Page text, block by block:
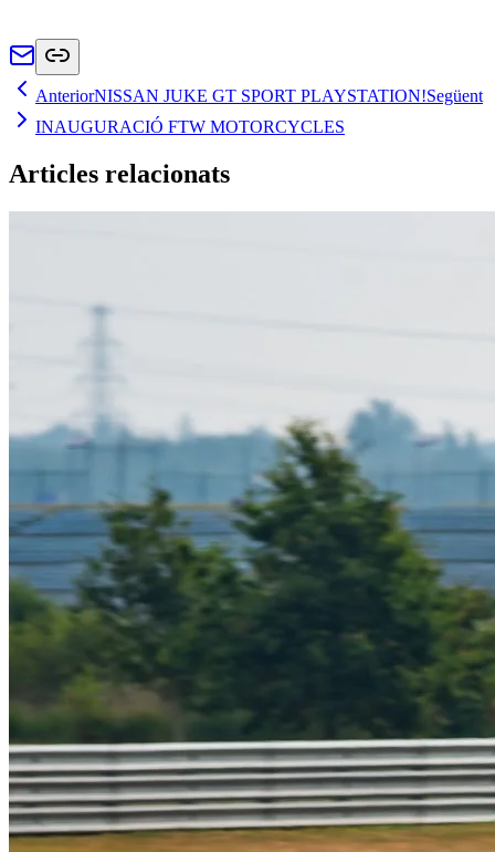
AnteriorNISSAN JUKE GT SPORT PLAYSTATION!Següent
INAUGURACIÓ FTW MOTORCYCLES
Articles relacionats